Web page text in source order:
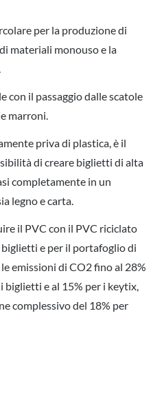
per la produzione di
materiali monouso e la
con il passaggio dalle scatole
marroni.
priva di plastica, è il
di creare biglietti di alta
completamente in un
legno e carta.
il PVC con il PVC riciclato
e per il portafoglio di
emissioni di CO2 fino al 28%
biglietti e al 15% per i keytix,
complessivo del 18% per